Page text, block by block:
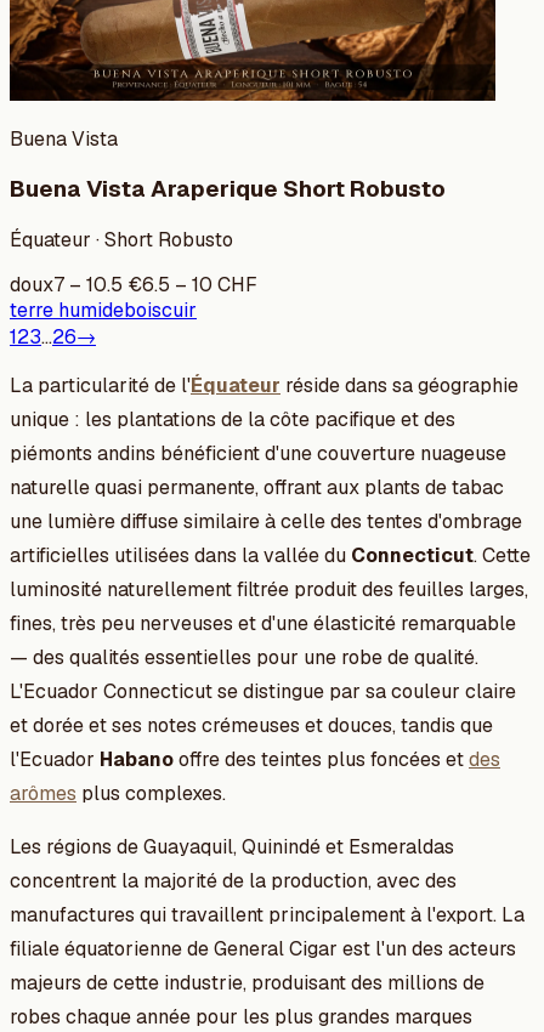
Buena Vista
Buena Vista Araperique Short Robusto
Équateur · Short Robusto
doux7 – 10.5 €6.5 – 10 CHF
terre humideboiscuir
123…26→
La particularité de l'Équateur réside dans sa géographie
unique : les plantations de la côte pacifique et des
piémonts andins bénéficient d'une couverture nuageuse
naturelle quasi permanente, offrant aux plants de tabac
une lumière diffuse similaire à celle des tentes d'ombrage
artificielles utilisées dans la vallée du Connecticut. Cette
luminosité naturellement filtrée produit des feuilles larges,
fines, très peu nerveuses et d'une élasticité remarquable
— des qualités essentielles pour une robe de qualité.
L'Ecuador Connecticut se distingue par sa couleur claire
et dorée et ses notes crémeuses et douces, tandis que
l'Ecuador Habanooffre des teintes plus foncées etdes
arômes plus complexes.
Les régions de Guayaquil, Quinindé et Esmeraldas
concentrent la majorité de la production, avec des
manufactures qui travaillent principalement à l'export. La
filiale équatorienne de General Cigar est l'un des acteurs
majeurs de cette industrie, produisant des millions de
robes chaque année pour les plus grandes marques